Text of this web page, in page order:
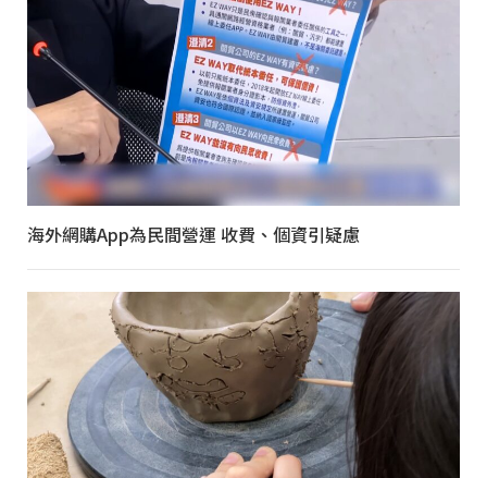
海外網購App為民間營運 收費、個資引疑慮